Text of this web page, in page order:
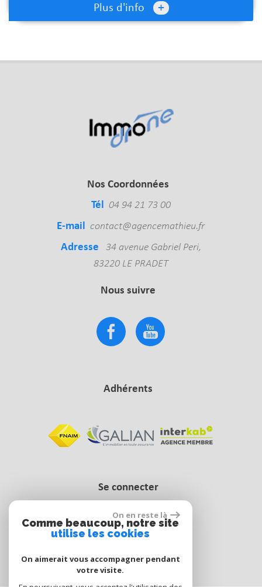
Plus d'info +
Nos Coordonnées
Tél 04 94 21 73 00
E-mail contact@agencemathieu.fr
Adresse
34 avenue Gabriel Peri,
83220 LE PRADET
Nous suivre
Adhérents
Se connecter
Espace propriétaire
On en reste là
Comme beaucoup, notre site
utilise les cookies
On aimerait vous accompagner pendant
votre visite.